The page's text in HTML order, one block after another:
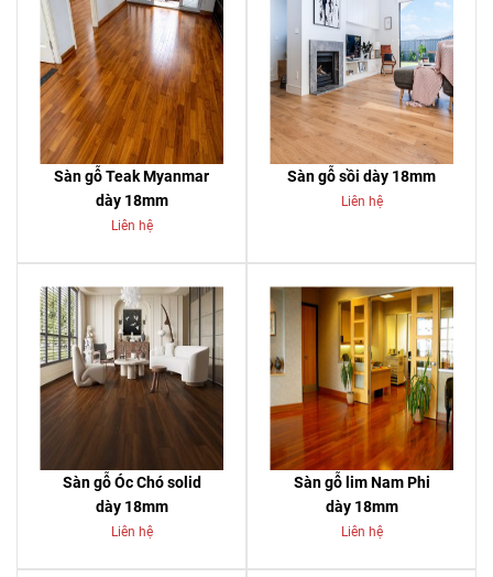
Sàn gỗ Teak Myanmar
dày 18mm
Liên hệ
Sàn gỗ sồi dày 18mm
Liên hệ
Sàn gỗ Óc Chó solid
dày 18mm
Liên hệ
Sàn gỗ lim Nam Phi
dày 18mm
Liên hệ